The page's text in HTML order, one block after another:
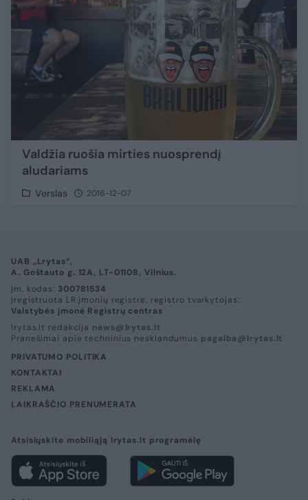
Valdžia ruošia mirties nuosprendį
aludariams
Verslas 2016-12-07
UAB „Lrytas“,
A. Goštauto g. 12A, LT-01108, Vilnius.
Įm. kodas: 300781534
Įregistruota LR įmonių registre, registro tvarkytojas:
Valstybės įmonė Registrų centras
lrytas.lt redakcija news@lrytas.lt
Pranešimai apie techninius nesklandumus pagalba@lrytas.lt
PRIVATUMO POLITIKA
KONTAKTAI
REKLAMA
LAIKRAŠČIO PRENUMERATA
Atsisiųskite mobiliąją lrytas.lt programėlę